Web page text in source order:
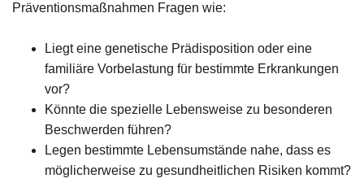
Präventionsmaßnahmen Fragen wie:
Liegt eine genetische Prädisposition oder eine
familiäre Vorbelastung für bestimmte Erkrankungen
vor?
Könnte die spezielle Lebensweise zu besonderen
Beschwerden führen?
Legen bestimmte Lebensumstände nahe, dass es
möglicherweise zu gesundheitlichen Risiken kommt?